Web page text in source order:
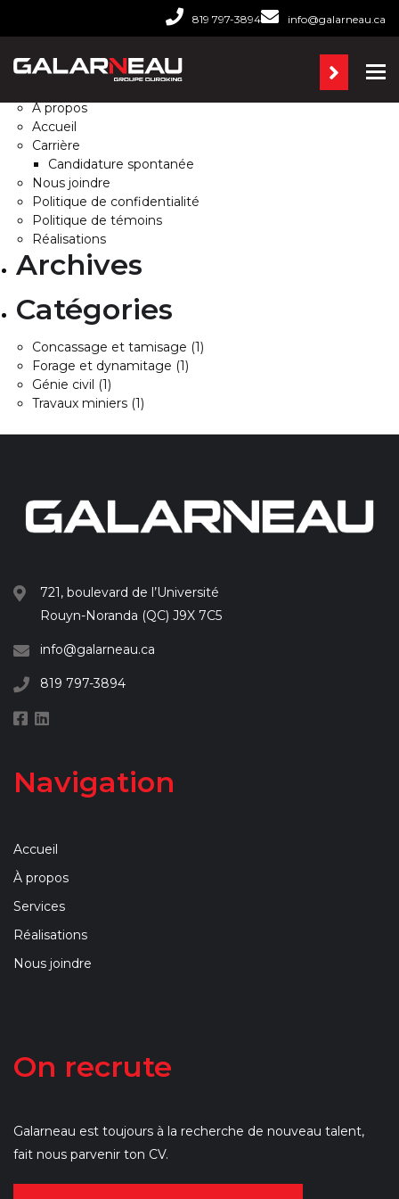
819 797-3894 info@galarneau.ca
Pages
À propos
Accueil
Carrière
Candidature spontanée
Nous joindre
Politique de confidentialité
Politique de témoins
Réalisations
Archives
Catégories
Concassage et tamisage (1)
Forage et dynamitage (1)
Génie civil (1)
Travaux miniers (1)
721, boulevard de l’Université
Rouyn-Noranda (QC) J9X 7C5
info@galarneau.ca
819 797-3894
Navigation
Accueil
À propos
Services
Réalisations
Nous joindre
On recrute
Galarneau est toujours à la recherche de nouveau talent,
fait nous parvenir ton CV.